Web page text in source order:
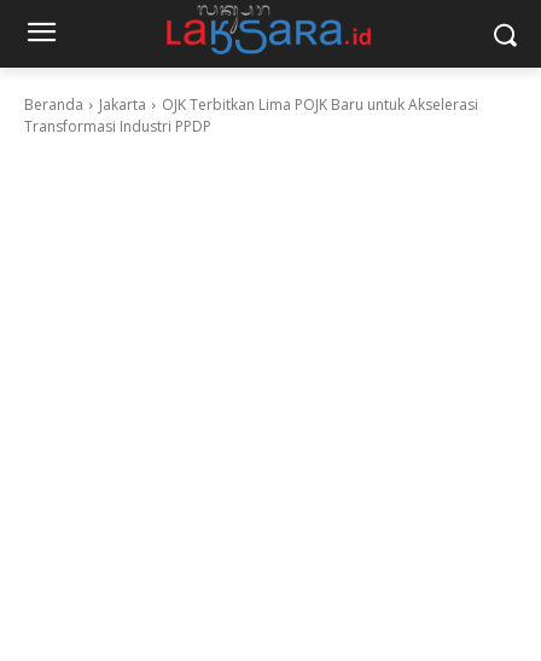
Beranda Jakarta
OJK Terbitkan Lima POJK Baru untuk Akselerasi
Transformasi Industri PPDP